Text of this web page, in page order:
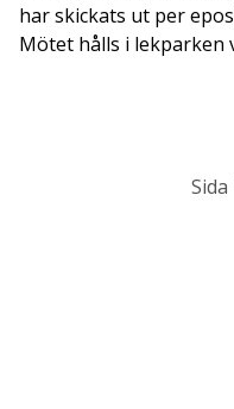
har skickats ut per
Mötet hålls i lekparken
Sida